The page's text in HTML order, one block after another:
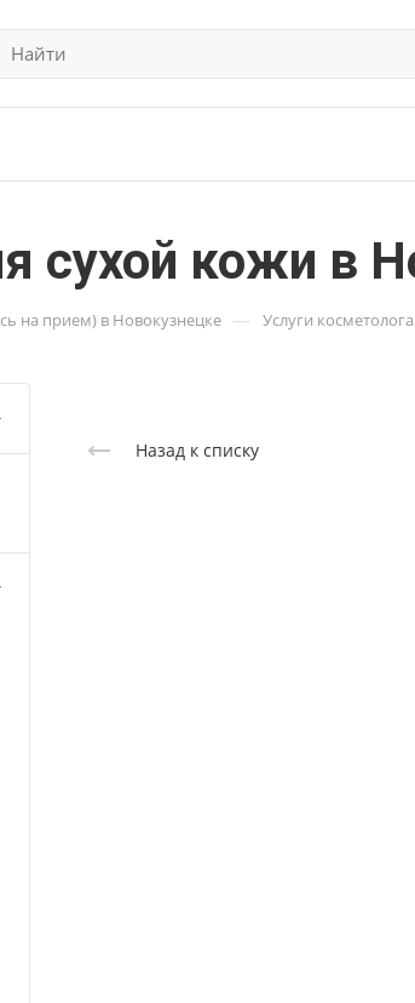
сухой кожи в
на прием) в Новокузнецке — Услуги
Назад к списку